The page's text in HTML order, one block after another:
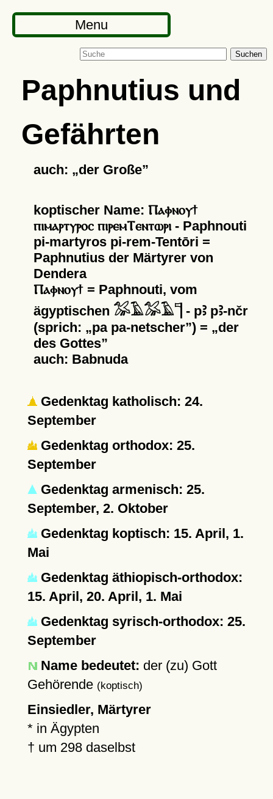
Menu
Suchen
Paphnutius und
Gefährten
auch: der Große
koptischer Name: Ⲡⲁⲫⲛⲟⲩϯ
ⲡⲓⲙⲁⲣⲧⲩⲣⲟⲥ ⲡⲓⲣⲉⲙⲦⲉⲛⲧⲱⲣⲓ - Paphnouti
pi-martyros pi-rem-Tentōri =
Paphnutius der Märtyrer von
Dendera
Ⲡⲁⲫⲛⲟⲩϯ = Paphnouti, vom
ägyptischen 𓅮𓄿𓅮𓄿𓊹 - pꜢ pꜢ-nčr
(sprich:
pa pa-netscher ) =
der
des Gottes
auch: Babnuda
Gedenktag katholisch: 24.
September
Gedenktag orthodox: 25.
September
Gedenktag armenisch: 25.
September, 2. Oktober
Gedenktag koptisch: 15. April, 1.
Mai
Gedenktag äthiopisch-orthodox:
15. April, 20. April, 1. Mai
Gedenktag syrisch-orthodox: 25.
September
Name bedeutet: der (zu) Gott
Gehörende (koptisch)
Einsiedler, Märtyrer
* in Ägypten
† um 298daselbst